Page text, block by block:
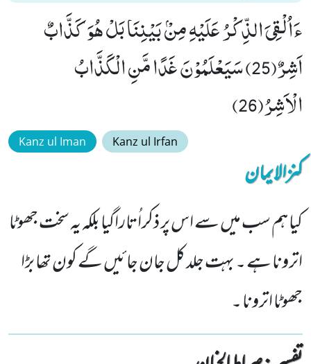
ءَاُلْقِیَ الذِّكْرُ عَلَیْهِ مِنْۢ بَیْنِنَا بَلْ هُوَ كَذَّابٌ
اَشِرٌ(25) سَیَعْلَمُوْنَ غَدًا مَّنِ الْكَذَّابُ
الْاَشِرُ(26)
Kanz ul Iman Kanz ul Irfan
کنزالایمان
کیا ہم سب میں سے اس پر ذکراُتاراگیا بلکہ یہ سخت جھوٹا
اترونا ہے ۔ بہت جلد کل جان جائیں گے کون تھا بڑا
جھوٹا اترونا ۔